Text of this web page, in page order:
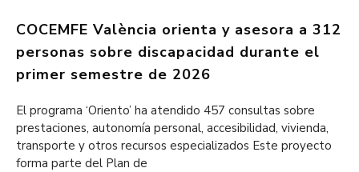
COCEMFE València orienta y asesora a 312
personas sobre discapacidad durante el
primer semestre de 2026
El programa ‘Oriento’ ha atendido 457 consultas sobre
prestaciones, autonomía personal, accesibilidad, vivienda,
transporte y otros recursos especializados Este proyecto
forma parte del Plan de